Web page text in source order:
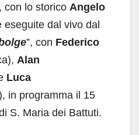
con lo storico Angelo
eseguite dal vivo dal
”, con Federico
Alan
Luca
in programma il 15
S. Maria dei Battuti.